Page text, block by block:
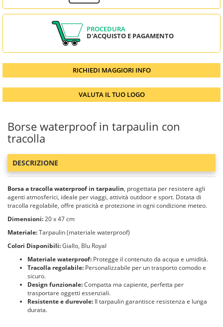
PROCEDURA
D'ACQUISTO E PAGAMENTO
RICHIEDI MAGGIORI INFO
VALUTA IL TUO LOGO
Borse waterproof in tarpaulin con
tracolla
DESCRIZIONE
Borsa a tracolla waterproof in tarpaulin, progettata per resistere agli
agenti atmosferici, ideale per viaggi, attività outdoor e sport. Dotata di
tracolla regolabile, offre praticità e protezione in ogni condizione meteo.
Dimensioni:20 x 47 cm
Materiale:Tarpaulin (materiale waterproof)
Colori Disponibili:Giallo, Blu Royal
Materiale waterproof: Protegge il contenuto da acqua e umidità.
Tracolla regolabile: Personalizzabile per un trasporto comodo e
sicuro.
Design funzionale:Compatta ma capiente, perfetta per
trasportare oggetti essenziali.
Resistente e durevole: Il tarpaulin garantisce resistenza e lunga
durata.